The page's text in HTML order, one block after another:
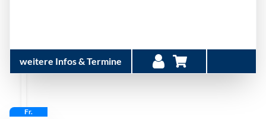
weitere Infos & Termine
Fr.